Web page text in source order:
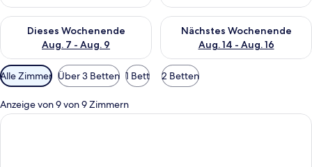
Dieses Wochenende
Aug. 7 - Aug. 9
Überprüfe die Verfügbarkeit für dieses Wochenende, Aug. 7
Nächstes Wochenende
Aug. 14 - Aug. 16
Überprüfe die Verfügbarkeit
Verfügbare
Filter
für
Zimmer
Alle Zimmer Über 3 Betten 1 Bett 2 Betten
Anzeige von 9 von 9 Zimmern